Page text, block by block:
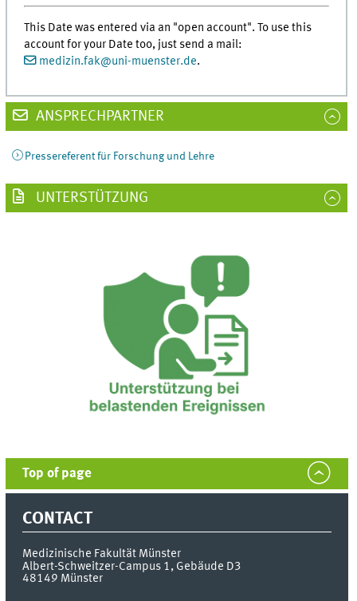
This Date was entered via an "open account". To use this
account for your Date too, just send a mail:
medizin.fak@uni-muenster.de.
ANSPRECHPARTNER
Pressereferent für Forschung und Lehre
UNTERSTÜTZUNG
Top of page
CONTACT
Medizinische Fakultät Münster
Albert-Schweitzer-Campus 1, Gebäude D3
48149 Münster